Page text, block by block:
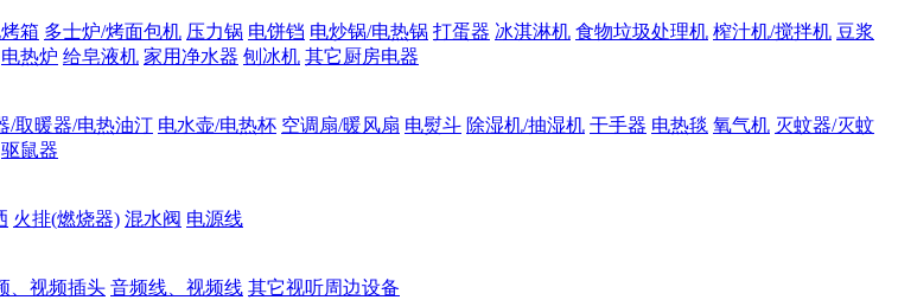
箱 多士炉/烤面包机 压力锅 电饼铛 电炒锅/电热锅 打蛋器 冰淇淋机 食物垃圾处理机 榨汁机/搅拌机 豆浆
电热炉 给皂液机 家用净水器 刨冰机 其它厨房电器
/取暖器/电热油汀 电水壶/电热杯 空调扇/暖风扇 电熨斗 除湿机/抽湿机 干手器 电热毯 氧气机 灭蚊器/灭蚊
驱鼠器
火排(燃烧器) 混水阀 电源线
、视频插头 音频线、视频线 其它视听周边设备